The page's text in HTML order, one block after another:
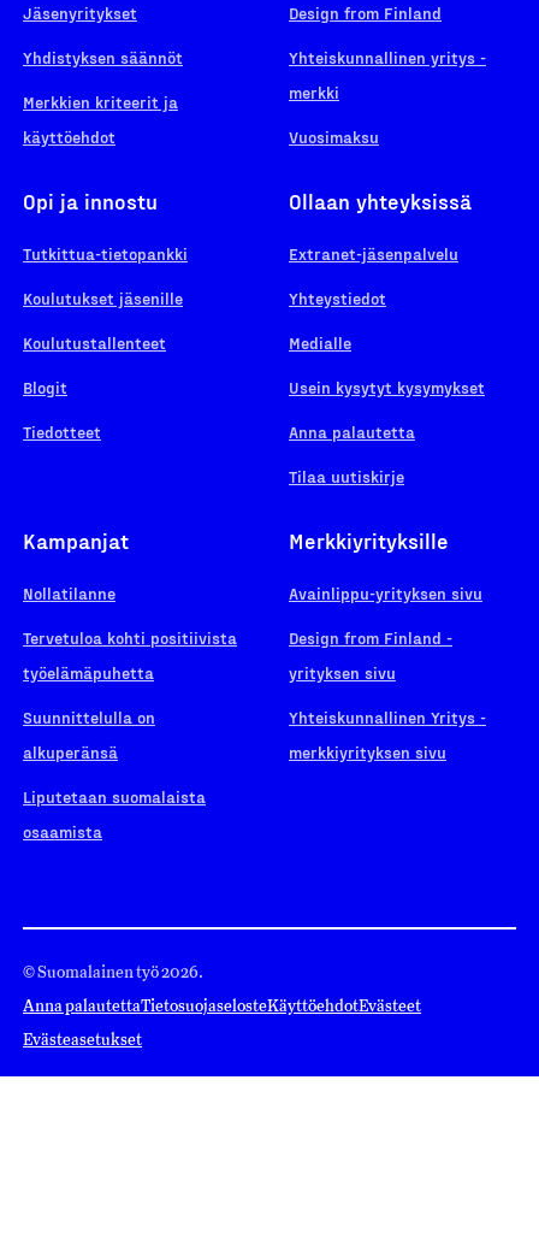
Jäsenyritykset
Yhdistyksen säännöt
Merkkien kriteerit ja
käyttöehdot
Design from Finland
Yhteiskunnallinen yritys -
merkki
Vuosimaksu
Opi ja innostu
Tutkittua-tietopankki
Koulutukset jäsenille
Koulutustallenteet
Blogit
Tiedotteet
Ollaan yhteyksissä
Extranet-jäsenpalvelu
Yhteystiedot
Medialle
Usein kysytyt kysymykset
Anna palautetta
Tilaa uutiskirje
Kampanjat
Nollatilanne
Tervetuloa kohti positiivista
työelämäpuhetta
Suunnittelulla on
alkuperänsä
Liputetaan suomalaista
osaamista
Merkkiyrityksille
Avainlippu-yrityksen sivu
Design from Finland -
yrityksen sivu
Yhteiskunnallinen Yritys -
merkkiyrityksen sivu
© Suomalainen työ 2026.
Anna palautettaTietosuojaselosteKäyttöehdotEvästeet
Evästeasetukset